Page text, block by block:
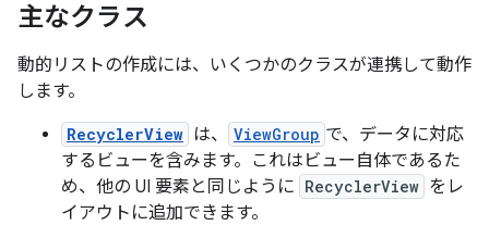
主なクラス
動的リストの作成には、いくつかのクラスが連携して動作
します。
RecyclerView は、 ViewGroup で、データに対応
するビューを含みます。これはビュー自体であるた
め、他の UI 要素と同じように RecyclerView をレ
イアウトに追加できます。